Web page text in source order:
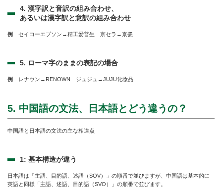
4. 漢字訳と音訳の組み合わせ、
あるいは漢字訳と意訳の組み合わせ
例 セイコーエプソン→精工爱普生 京セラ→京瓷
5. ローマ字のままの表記の場合
例 レナウン→RENOWN ジュジュ→JUJU化妆品
5. 中国語の文法、日本語とどう違うの？
中国語と日本語の文法の主な相違点
1: 基本構造が違う
日本語は「主語、目的語、述語（SOV）」の順番で並びますが、中国語は基本的に
英語と同様「主語、述語、目的語（SVO）」の順番で並びます。